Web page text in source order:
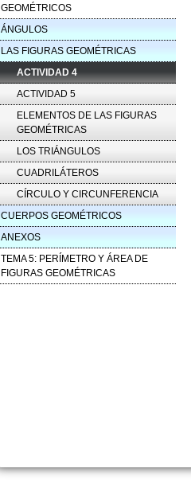
GEOMÉTRICOS
ÁNGULOS
LAS FIGURAS GEOMÉTRICAS
ACTIVIDAD 4
ACTIVIDAD 5
ELEMENTOS DE LAS FIGURAS
GEOMÉTRICAS
LOS TRIÁNGULOS
CUADRILÁTEROS
CÍRCULO Y CIRCUNFERENCIA
CUERPOS GEOMÉTRICOS
ANEXOS
TEMA 5: PERÍMETRO Y ÁREA DE
FIGURAS GEOMÉTRICAS